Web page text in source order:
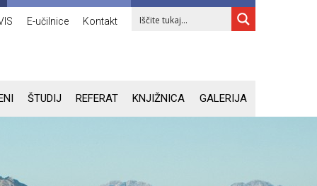
E-učilnice Kontakt
ŠTUDIJ REFERAT KNJIŽNICA GALERIJA